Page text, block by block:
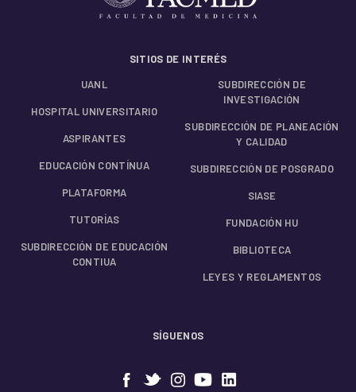
SITIOS DE INTERÉS
UANL
HOSPITAL UNIVERSITARIO
ASPIRANTES
EDUCACIÓN CONTÍNUA
PLATAFORMA
TUTORÍAS
SUBDIRECCIÓN DE EDUCACIÓN
CONTIUA
SUBDIRECCIÓN DE
INVESTIGACIÓN
SUBDIRECCIÓN DE PLANEACIÓN
Y CALIDAD
SUBDIRECCIÓN DE POSGRADO
SIASE
FUNDACIÓN HU
BIBLIOTECA
LEYES Y REGLAMENTOS
SÍGUENOS